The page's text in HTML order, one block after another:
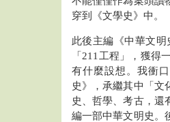
穿到《文學史》中。
此後主編《中華文
「211工程」，獲得
有什麼設想。我衝
史》，承繼其中「文
史、哲學、考古，還
編一部中華文明史。